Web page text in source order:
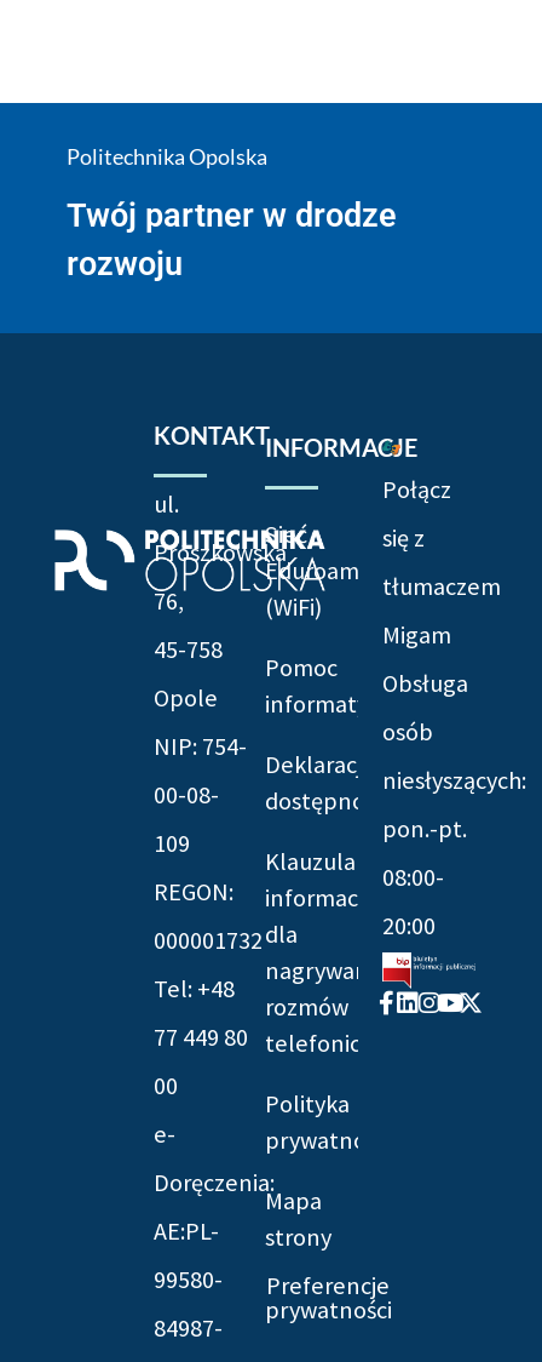
Politechnika Opolska
Twój partner w drodze
rozwoju
KONTAKT
ul.
Prószkowska
76,
45-758
Opole
NIP: 754-
00-08-
109
REGON:
000001732
Tel: +48
77 449 80
00
e-
Doręczenia:
AE:PL-
99580-
84987-
INFORMACJE
Sieć
Eduroam
(WiFi)
Pomoc
informatyczna
Deklaracja
dostępności
Klauzula
informacyjna
dla
nagrywania
rozmów
telefonicznych
Polityka
prywatności
Mapa
strony
Preferencje
prywatności
Połącz
się z
tłumaczem
Migam
Obsługa
osób
niesłyszących:
pon.-pt.
08:00-
20:00
Facebook-
f
Linkedin
Instagram
Youtube
X-
twitter